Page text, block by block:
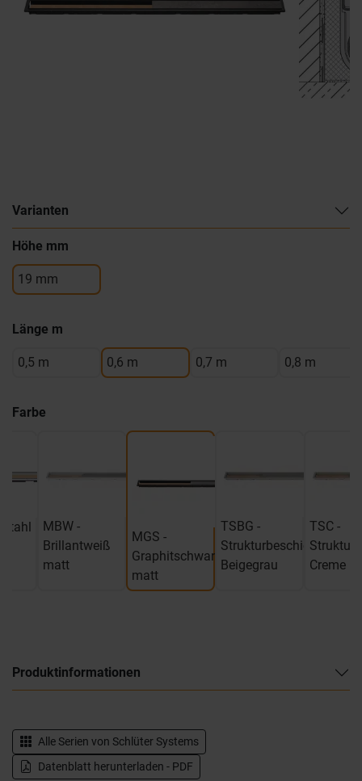
Varianten
Höhe mm
19 mm
Länge m
0,5 m 0,6 m 0,7 m 0,8 m
Farbe
MBW -
Brillantweiß
matt
MGS -
Graphitschwarz
matt
TSBG -
Strukturbeschichtet
Beigegrau
TSC -
Creme
Produktinformationen
Alle Serien von Schlüter Systems
Datenblatt herunterladen - PDF